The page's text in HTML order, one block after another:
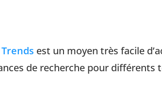
Trends est un moyen très facile
de recherche pour différents